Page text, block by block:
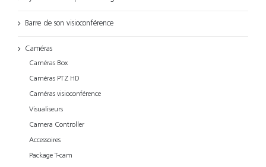
Barre de son visioconférence
Caméras
Caméras Box
Caméras PTZ HD
Caméras visioconférence
Visualiseurs
Camera Controller
Accessoires
Package T-cam